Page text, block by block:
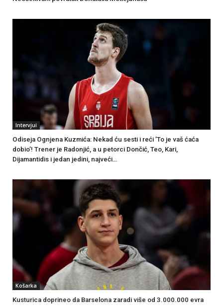
Intervjui
Odiseja Ognjena Kuzmića: Nekad ću sesti i reći ’To je vaš ćaća
dobio’! Trener je Radonjić, a u petorci Dončić, Teo, Kari,
Dijamantidis i jedan jedini, najveći…
Košarka
Kusturica doprineo da Barselona zaradi više od 3.000.000 evra